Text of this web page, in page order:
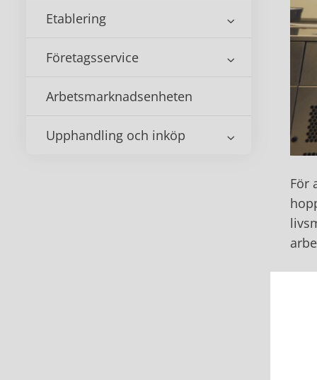
Etablering
Företagsservice
Arbetsmarknadsenheten
Upphandling och inköp
För